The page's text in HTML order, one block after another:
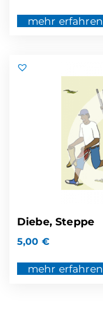
mehr erfahren
Diebe, Steppe
5,00 €
mehr erfahren